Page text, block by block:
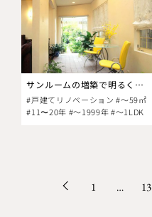
サンルームの増築で明るく広々とした居間
#戸建てリノベーション #～59㎡
#11〜20年 #～1999年 #～1LDK
1 … 13